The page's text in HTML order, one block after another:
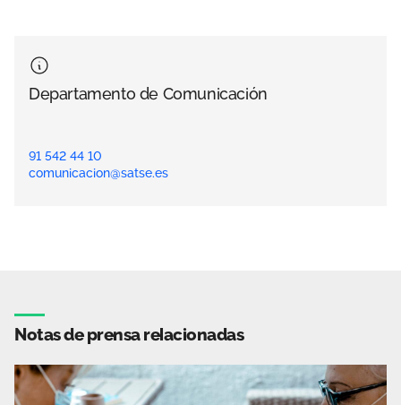
Departamento de Comunicación
91 542 44 10
comunicacion@satse.es
Notas de prensa relacionadas